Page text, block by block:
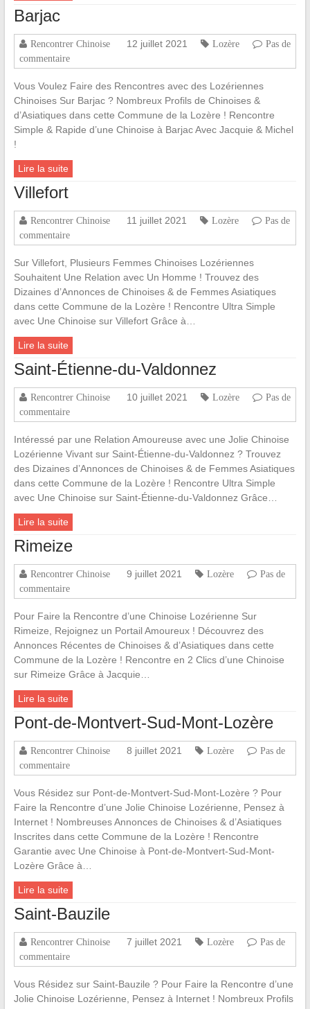
Barjac
Rencontrer Chinoise 12 juillet 2021 Lozère
Pas de
commentaire
Vous Voulez Faire des Rencontres avec des Lozériennes
Chinoises Sur Barjac ? Nombreux Profils de Chinoises &
d’Asiatiques dans cette Commune de la Lozère ! Rencontre
Simple & Rapide d’une Chinoise à Barjac Avec Jacquie & Michel
!
Lire la suite
Villefort
Rencontrer Chinoise 11 juillet 2021 Lozère
Pas de
commentaire
Sur Villefort, Plusieurs Femmes Chinoises Lozériennes
Souhaitent Une Relation avec Un Homme ! Trouvez des
Dizaines d’Annonces de Chinoises & de Femmes Asiatiques
dans cette Commune de la Lozère ! Rencontre Ultra Simple
avec Une Chinoise sur Villefort Grâce à…
Lire la suite
Saint-Étienne-du-Valdonnez
Rencontrer Chinoise 10 juillet 2021 Lozère
Pas de
commentaire
Intéressé par une Relation Amoureuse avec une Jolie Chinoise
Lozérienne Vivant sur Saint-Étienne-du-Valdonnez ? Trouvez
des Dizaines d’Annonces de Chinoises & de Femmes Asiatiques
dans cette Commune de la Lozère ! Rencontre Ultra Simple
avec Une Chinoise sur Saint-Étienne-du-Valdonnez Grâce…
Lire la suite
Rimeize
Rencontrer Chinoise 9 juillet 2021 Lozère
Pas de
commentaire
Pour Faire la Rencontre d’une Chinoise Lozérienne Sur
Rimeize, Rejoignez un Portail Amoureux ! Découvrez des
Annonces Récentes de Chinoises & d’Asiatiques dans cette
Commune de la Lozère ! Rencontre en 2 Clics d’une Chinoise
sur Rimeize Grâce à Jacquie…
Lire la suite
Pont-de-Montvert-Sud-Mont-Lozère
Rencontrer Chinoise 8 juillet 2021 Lozère
Pas de
commentaire
Vous Résidez sur Pont-de-Montvert-Sud-Mont-Lozère ? Pour
Faire la Rencontre d’une Jolie Chinoise Lozérienne, Pensez à
Internet ! Nombreuses Annonces de Chinoises & d’Asiatiques
Inscrites dans cette Commune de la Lozère ! Rencontre
Garantie avec Une Chinoise à Pont-de-Montvert-Sud-Mont-
Lozère Grâce à…
Lire la suite
Saint-Bauzile
Rencontrer Chinoise 7 juillet 2021 Lozère
Pas de
commentaire
Vous Résidez sur Saint-Bauzile ? Pour Faire la Rencontre d’une
Jolie Chinoise Lozérienne, Pensez à Internet ! Nombreux Profils